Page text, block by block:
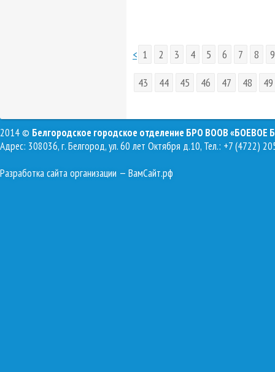
< 1 2 3 4 5 6 7 8
9
43
44 45 46 47 48 49
2014 © Белгородское городское отделение БРО ВООВ «БОЕВОЕ
Адрес: 308036, г. Белгород, ул. 60 лет Октября д.10, Тел.: +7 (4722)
Разработка сайта организации — ВамСайт.рф